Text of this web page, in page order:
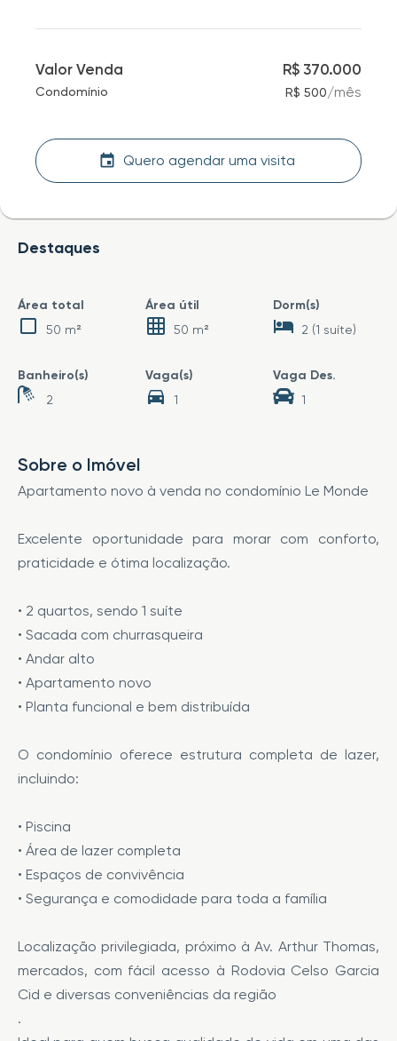
Valor Venda R$ 370.000
Condomínio R$ 500/mês
Quero agendar uma visita
Destaques
Área total
50 m²
Área útil
50 m²
Dorm(s)
2 (1 suíte)
Banheiro(s)
2
Vaga(s)
1
Vaga Des.
1
Sobre o Imóvel
Apartamento novo à venda no condomínio Le Monde
Excelente oportunidade para morar com conforto,
praticidade e ótima localização.
• 2 quartos, sendo 1 suíte
• Sacada com churrasqueira
• Andar alto
• Apartamento novo
• Planta funcional e bem distribuída
O condomínio oferece estrutura completa de lazer,
incluindo:
• Piscina
• Área de lazer completa
• Espaços de convivência
• Segurança e comodidade para toda a família
Localização privilegiada, próximo à Av. Arthur Thomas,
mercados, com fácil acesso à Rodovia Celso Garcia
Cid e diversas conveniências da região
.